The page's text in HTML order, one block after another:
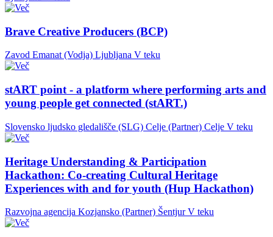
Brave Creative Producers (BCP)
Zavod Emanat (Vodja) Ljubljana V teku
stART point - a platform where performing arts and
young people get connected (stART.)
Slovensko ljudsko gledališče (SLG) Celje (Partner) Celje V teku
Heritage Understanding & Participation
Hackathon: Co-creating Cultural Heritage
Experiences with and for youth (Hup Hackathon)
Razvojna agencija Kozjansko (Partner) Šentjur V teku